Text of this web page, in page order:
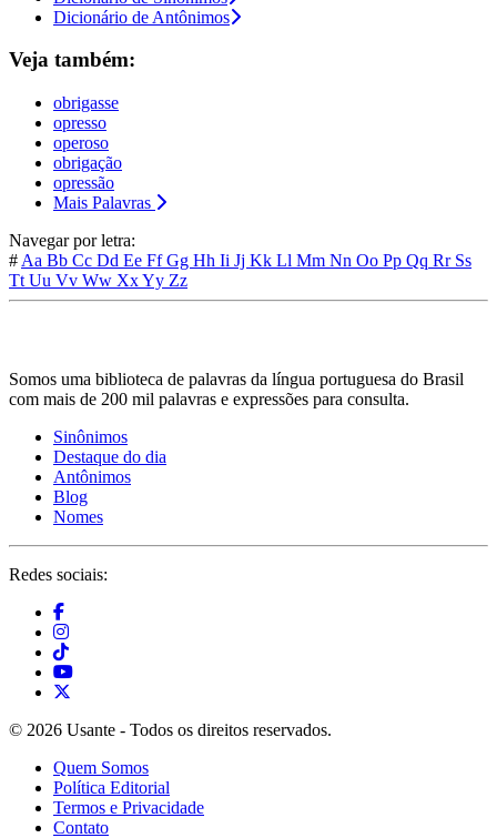
Dicionário de Antônimos
Veja também:
obrigasse
opresso
operoso
obrigação
opressão
Mais Palavras
Navegar por letra:
# Aa Bb Cc Dd Ee FfGg Hh Ii Jj Kk Ll Mm Nn Oo Pp Qq Rr Ss
Tt Uu Vv Ww XxYy Zz
Somos uma biblioteca de palavras da língua portuguesa do Brasil
com mais de 200 mil palavras e expressões para consulta.
Sinônimos
Destaque do dia
Antônimos
Blog
Nomes
Redes sociais:
© 2026 Usante - Todos os direitos reservados.
Quem Somos
Política Editorial
Termos e Privacidade
Contato